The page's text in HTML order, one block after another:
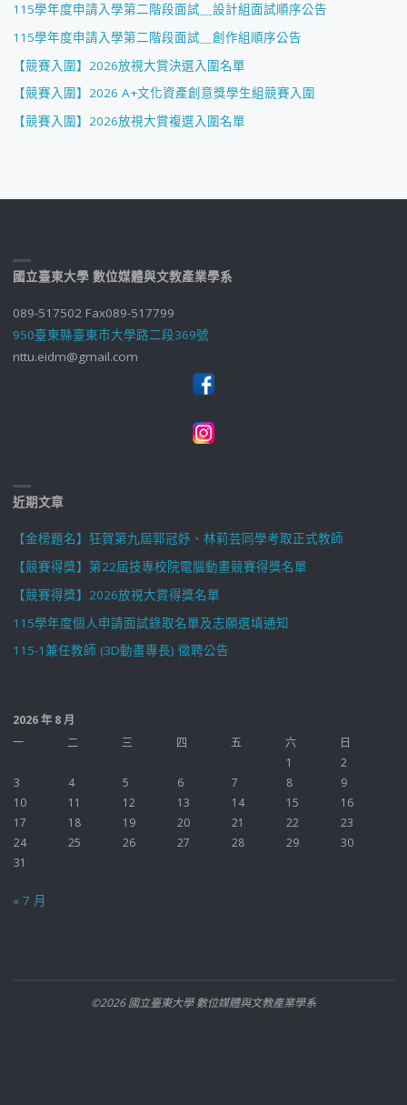
115學年度申請入學第二階段面試＿設計組面試順序公告
115學年度申請入學第二階段面試＿創作組順序公告
【競賽入圍】2026放視大賞決選入圍名單
【競賽入圍】2026 A+文化資產創意獎學生組競賽入圍
【競賽入圍】2026放視大賞複選入圍名單
國立臺東大學 數位媒體與文教產業學系
089-517502 Fax089-517799
950臺東縣臺東市大學路二段369號
nttu.eidm@gmail.com
近期文章
【金榜題名】狂賀第九屆郭冠妤、林莉芸同學考取正式教師
【競賽得獎】第22屆技專校院電腦動畫競賽得獎名單
【競賽得獎】2026放視大賞得獎名單
115學年度個人申請面試錄取名單及志願選填通知
115-1兼任教師 (3D動畫專長) 徵聘公告
2026 年 8 月
一
二 三 四 五 六
日
1
2
3
4 5 6 7 8
9
10
11 12 13 14 15
16
17
18 19 20 21 22
23
24
25 26 27 28 29
30
31
« 7 月
©2026 國立臺東大學 數位媒體與文教產業學系